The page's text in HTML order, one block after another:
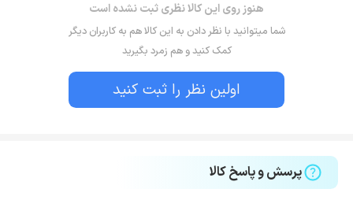
هنوز روی این کالا نظری ثبت نشده است
شما میتوانید با نظر دادن به این کالا هم به کاربران دیگر
کمک کنید و هم زمرد بگیرید
اولین نظر را ثبت کنید
پرسش و پاسخ کالا